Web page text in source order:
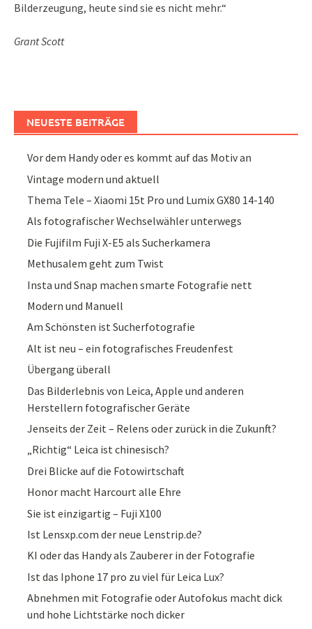
Bilderzeugung, heute sind sie es nicht mehr.“
Grant Scott
NEUESTE BEITRÄGE
Vor dem Handy oder es kommt auf das Motiv an
Vintage modern und aktuell
Thema Tele – Xiaomi 15t Pro und Lumix GX80 14-140
Als fotografischer Wechselwähler unterwegs
Die Fujifilm Fuji X-E5 als Sucherkamera
Methusalem geht zum Twist
Insta und Snap machen smarte Fotografie nett
Modern und Manuell
Am Schönsten ist Sucherfotografie
Alt ist neu – ein fotografisches Freudenfest
Übergang überall
Das Bilderlebnis von Leica, Apple und anderen
Herstellern fotografischer Geräte
Jenseits der Zeit – Relens oder zurück in die Zukunft?
„Richtig“ Leica ist chinesisch?
Drei Blicke auf die Fotowirtschaft
Honor macht Harcourt alle Ehre
Sie ist einzigartig – Fuji X100
Ist Lensxp.com der neue Lenstrip.de?
KI oder das Handy als Zauberer in der Fotografie
Ist das Iphone 17 pro zu viel für Leica Lux?
Abnehmen mit Fotografie oder Autofokus macht dick
und hohe Lichtstärke noch dicker